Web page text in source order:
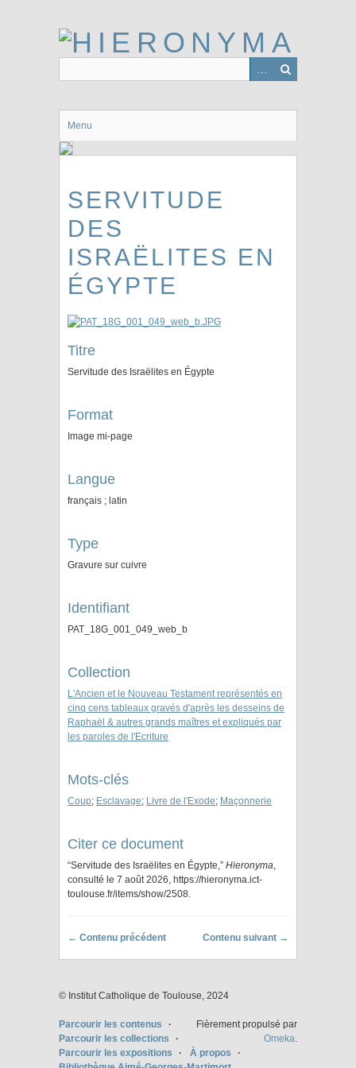
Menu
SERVITUDE
DES
ISRAËLITES EN
ÉGYPTE
Titre
Servitude des Israëlites en Égypte
Format
Image mi-page
Langue
français ; latin
Type
Gravure sur cuivre
Identifiant
PAT_18G_001_049_web_b
Collection
L'Ancien et le Nouveau Testament représentés en
cinq cens tableaux gravés d'après les desseins de
Raphaël & autres grands maîtres et expliqués par
les paroles de l'Ecriture
Mots-clés
Coup; Esclavage; Livre de l'Exode; Maçonnerie
Citer ce document
“Servitude des Israëlites en Égypte,” Hieronyma,
consulté le 7 août 2026, https://hieronyma.ict-
toulouse.fr/items/show/2508.
← Contenu précédent Contenu suivant →
© Institut Catholique de Toulouse, 2024
Parcourir les contenus
Parcourir les collections
Parcourir les expositions
À propos
Fièrement propulsé par
Omeka.